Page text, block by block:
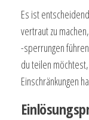
Es ist
vertraut zu
-sperrungen
du teilen
Einschränkungen